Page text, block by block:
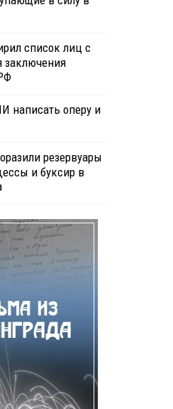
список лиц с
заключения
написать оперу и
резервуары
и буксир в